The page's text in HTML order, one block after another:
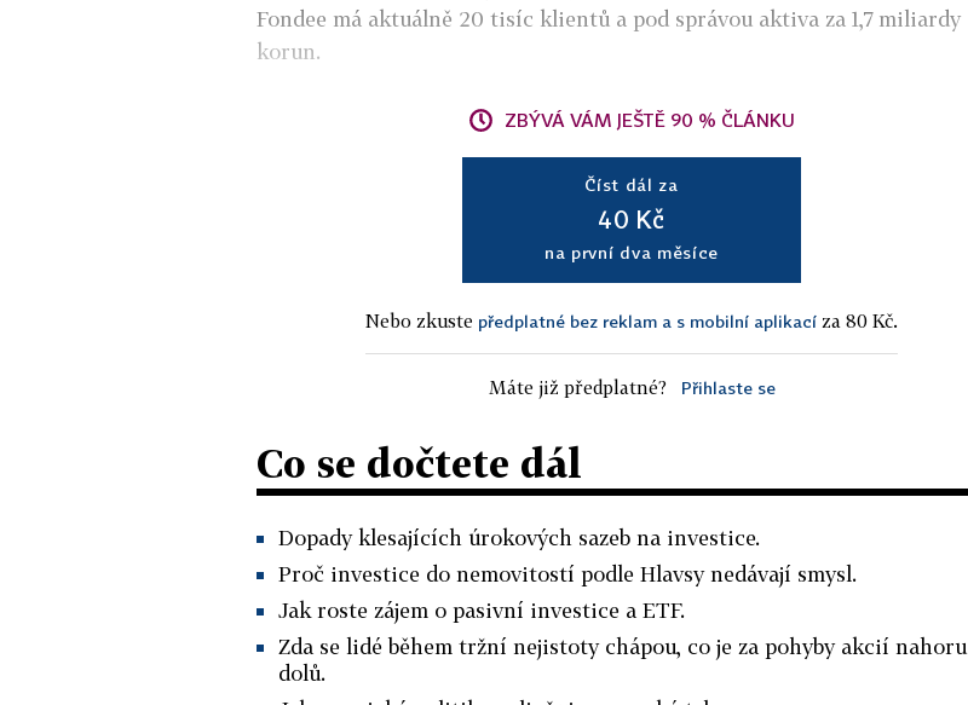
Fondee má aktuálně 20 tisíc klientů a pod správou aktiva za 1,7 miliardy
korun.
ZBÝVÁ VÁM JEŠTĚ 90 % ČLÁNKU
Číst dál za
40 Kč
na první dva měsíce
Nebo zkuste předplatné bez reklam a s mobilní aplikací za 80 Kč.
Máte již předplatné? Přihlaste se
Co se dočtete dál
Dopady klesajících úrokových sazeb na investice.
Proč investice do nemovitostí podle Hlavsy nedávají smysl.
Jak roste zájem o pasivní investice a ETF.
Zda se lidé během tržní nejistoty chápou, co je za pohyby akcií nahoru
dolů.